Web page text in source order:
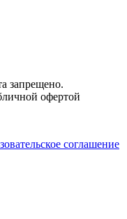
запрещено.
офертой
соглашение